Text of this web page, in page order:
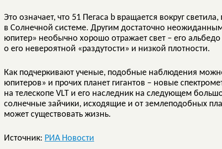
Это означает, что 51 Пегаса b вращается вокруг
в Солнечной системе. Другим достаточно неожиданным
юпитер» необычно хорошо отражает свет – его альбедо
о его невероятной «раздутости» и низкой плотности.
Как подчеркивают ученые, подобные наблюдения
юпитеров» и прочих планет гигантов – новые
на телескопе VLT и его наследник на следующем
солнечные зайчики, исходящие и от землеподобных
может существовать жизнь.
Источник: РИА Новости